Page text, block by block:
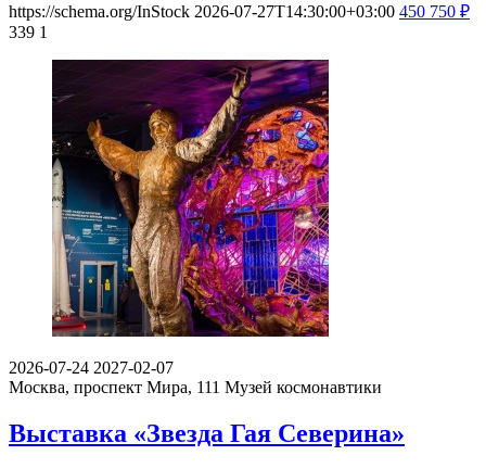
https://schema.org/InStock 2026-07-27T14:30:00+03:00 450 750 ₽
339 1
2026-07-24 2027-02-07
Москва, проспект Мира, 111 Музей космонавтики
Выставка «Звезда Гая Северина»